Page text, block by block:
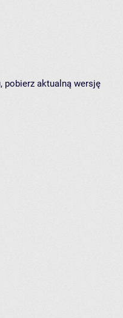
pobierz aktualną wersję